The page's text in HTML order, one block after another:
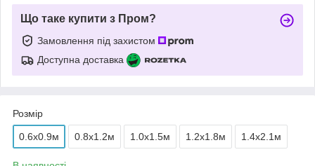
Що таке купити з Пром?
Замовлення під захистом
Доступна доставка
Розмір
0.6x0.9м 0.8x1.2м 1.0x1.5м 1.2x1.8м 1.4x2.1м